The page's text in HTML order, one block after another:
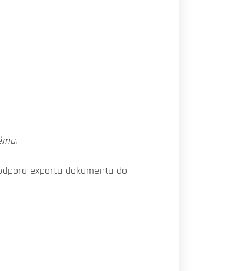
exportu dokumentu do